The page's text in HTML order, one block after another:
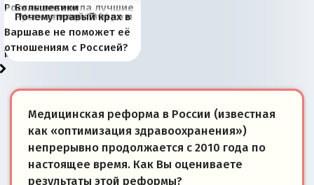
Россия потеряла лучшие
рыбопромысловые
районы Баренцева
моря
Большевики
отличаются от «Яблока»
тем, что они -
победители
Киевская марионетка
Запада рассказала о
«переобувании» хозяев
В России назрели
перемены: 15 шагов к
суверенной экономике
Миграционный пожар
Европы
Россия начинает
сбрасывать балласт
Анкориджа
Россия зимой 1904
года: первые уступки во
внутренней политике
Русская нация вчера и
сегодня
Почему правый крах в
Варшаве не поможет её
отношениям с Россией?
Медицинская реформа в России (известная
как «оптимизация здравоохранения»)
непрерывно продолжается с 2010 года по
настоящее время. Как Вы оцениваете
результаты этой реформы?